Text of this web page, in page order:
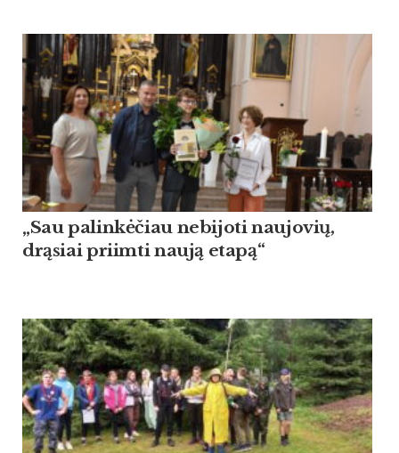
„Sau palinkėčiau nebijoti naujovių,
drąsiai priimti naują etapą“